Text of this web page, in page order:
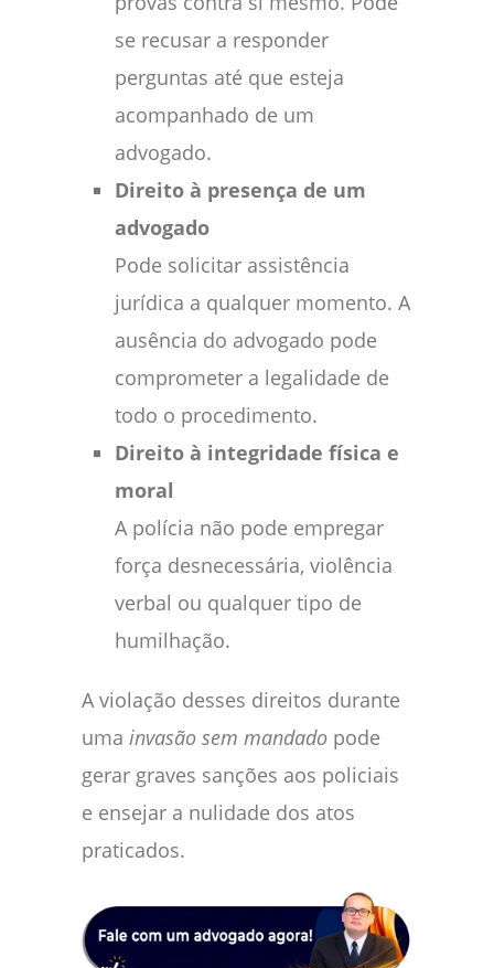
se recusar a responder
perguntas até que esteja
acompanhado de um
advogado.
Direito à presença de um
advogado
Pode solicitar assistência
jurídica a qualquer momento. A
ausência do advogado pode
comprometer a legalidade de
todo o procedimento.
Direito à integridade física e
moral
A polícia não pode empregar
força desnecessária, violência
verbal ou qualquer tipo de
humilhação.
A violação desses direitos durante
uma invasão sem mandado pode
gerar graves sanções aos policiais
e ensejar a nulidade dos atos
praticados.